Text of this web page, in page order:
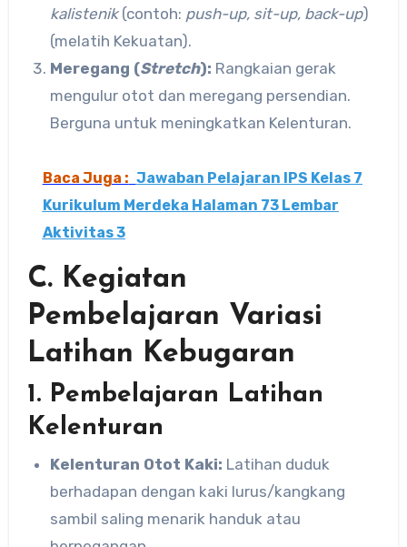
kalistenik(contoh: push-up, sit-up, back-up)
(melatih Kekuatan).
Meregang (Stretch): Rangkaian gerak
mengulur otot dan meregang persendian.
Berguna untuk meningkatkan Kelenturan.
Baca Juga : Jawaban Pelajaran IPS Kelas 7
Kurikulum Merdeka Halaman 73 Lembar
Aktivitas 3
C. Kegiatan
Pembelajaran Variasi
Latihan Kebugaran
1. Pembelajaran Latihan
Kelenturan
Kelenturan Otot Kaki: Latihan duduk
berhadapan dengan kaki lurus/kangkang
sambil saling menarik handuk atau